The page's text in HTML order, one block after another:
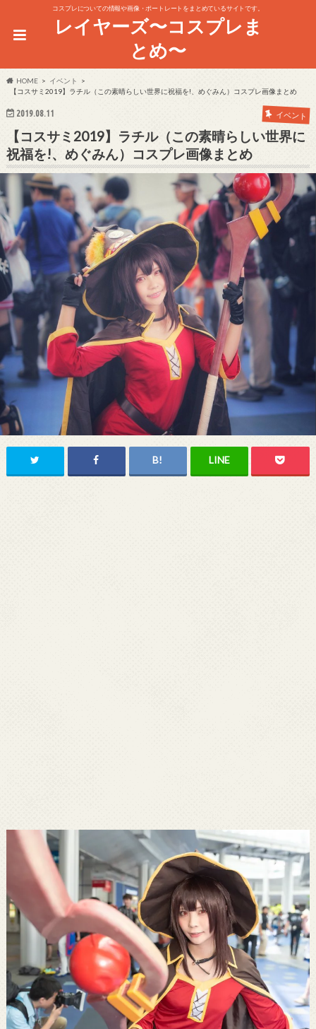
コスプレについての情報や画像・ポートレートをまとめているサイトです。
レイヤーズ〜コスプレま
とめ〜
HOME
イベント
【コスサミ2019】ラチル（この素晴らしい世界に祝福を!、めぐみん）コスプレ画像まとめ
2019.08.11 イベント
【コスサミ2019】ラチル（この素晴らしい世界に
祝福を!、めぐみん）コスプレ画像まとめ